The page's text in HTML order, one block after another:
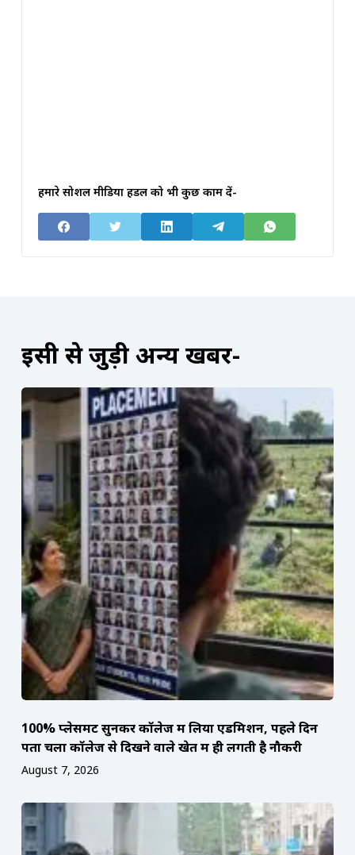
हमारे सोशल मीडिया हैंडल को भी कुछ काम दें-
इसी से जुड़ी अन्य खबरें-
100% प्लेसमेंट सुनकर कॉलेज में लिया एडमिशन, पहले दिन
पता चला कॉलेज से दिखने वाले खेत में ही लगती है नौकरी
August 7, 2026